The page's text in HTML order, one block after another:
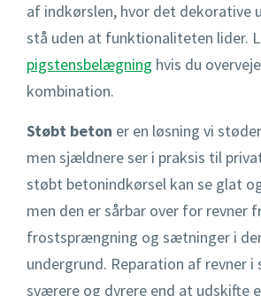
af indkørslen, hvor det dekorative
stå uden at funktionaliteten lider.
pigstensbelægning hvis du
kombination.
Støbt beton er en løsning vi
men sjældnere ser i praksis til
støbt betonindkørsel kan se glat
men den er sårbar over for revner
frostsprængning og sætninger i
undergrund. Reparation af revner
sværere og dyrere end at udskifte